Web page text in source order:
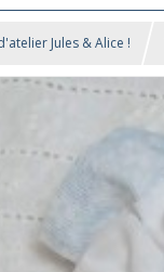
Jules & Alice !